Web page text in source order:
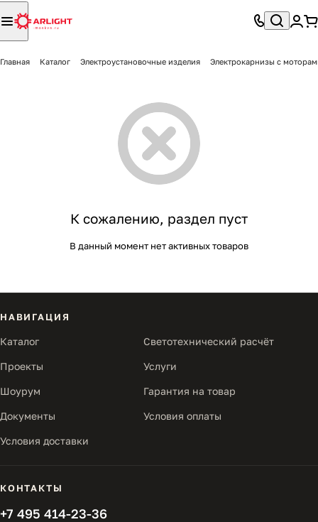
Главная Каталог Электроустановочные изделия Электрокарнизы с
К сожалению, раздел пуст
В данный момент нет активных товаров
НАВИГАЦИЯ
Каталог Светотехнический расчёт
Проекты Услуги
Шоурум Гарантия на товар
Документы Условия оплаты
Условия доставки
КОНТАКТЫ
+7 495 414-23-36